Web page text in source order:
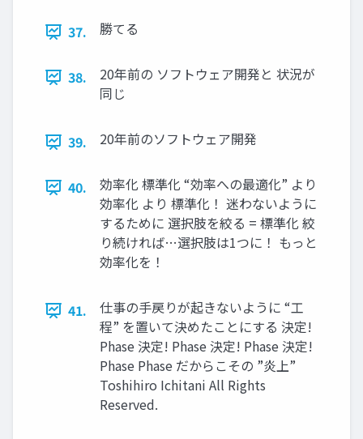
37. 勝てる
38.
20年前の ソフトウェア開発と 状況が
同じ
39. 20年前のソフトウェア開発
40.
効率化 標準化 “効率への最適化” より
効率化 より 標準化！ 迷わないように
するために 選択肢を絞る = 標準化 絞
り続ければ…選択肢は1つに！ もっと
効率化を！
41.
仕事の⼿戻りが起きないように “⼯
程” を置いて決めたことにする 決定!
Phase 決定! Phase 決定! Phase 決定!
Phase Phase だからこその ”炎上”
Toshihiro Ichitani All Rights
Reserved.